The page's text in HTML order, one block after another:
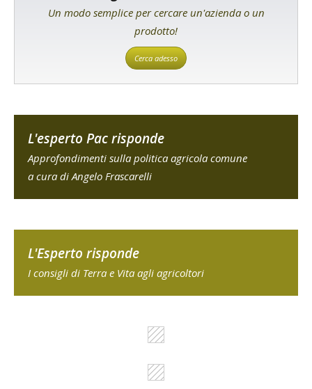
Un modo semplice per cercare un'azienda o un
prodotto!
Cerca adesso
L'esperto Pac risponde
Approfondimenti sulla politica agricola comune
a cura di Angelo Frascarelli
L'Esperto risponde
I consigli di Terra e Vita agli agricoltori